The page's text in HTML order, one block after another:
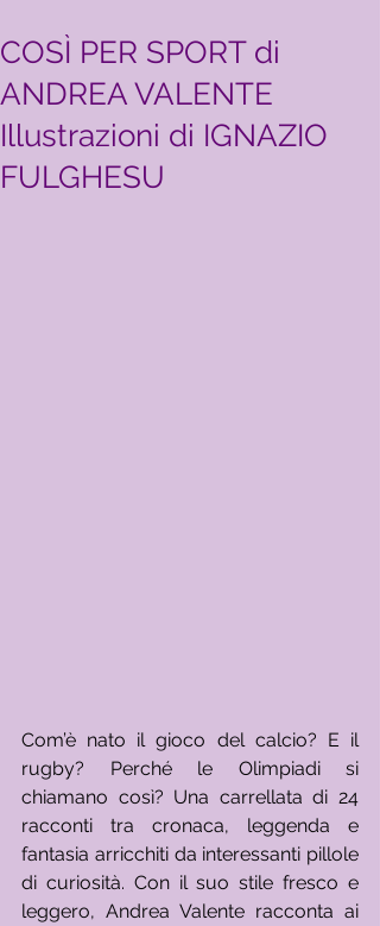
COSÌ PER SPORT di
ANDREA VALENTE
Illustrazioni di IGNAZIO
FULGHESU
Com’è nato il gioco del calcio? E il
rugby? Perché le Olimpiadi si
chiamano così? Una carrellata di 24
racconti tra cronaca, leggenda e
fantasia arricchiti da interessanti pillole
di curiosità. Con il suo stile fresco e
leggero, Andrea Valente racconta ai